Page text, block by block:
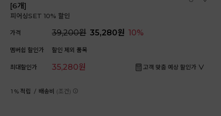
[6개]
피어싱SET 10% 할인
가격 39,200원 35,280원 10%
멤버쉽 할인가 할인 제외 품목
최대할인가 35,280원 고객 맞춤 예상 할인가
1 % 적립 / 배송비 (조건)